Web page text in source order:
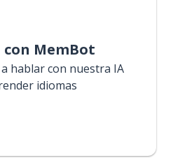
con MemBot
hablar con nuestra IA
idiomas